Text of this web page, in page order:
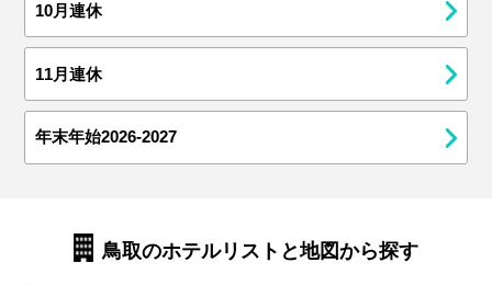
10月連休
11月連休
年末年始2026-2027
鳥取のホテルリストと地図から探す